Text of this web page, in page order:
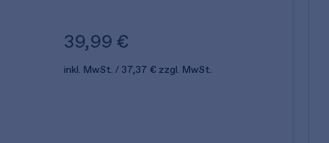
39,99 €
inkl. MwSt. 37,37 € zzgl. MwSt.